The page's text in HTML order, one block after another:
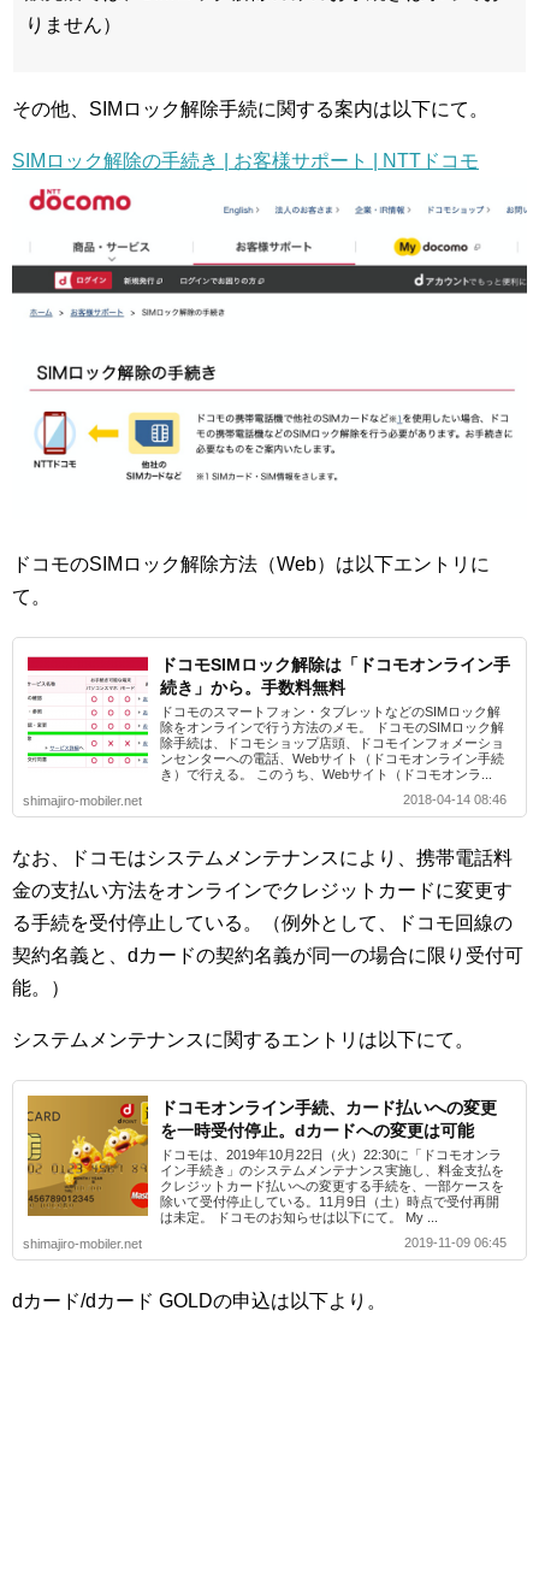
りません）
その他、SIMロック解除手続に関する案内は以下にて。
SIMロック解除の手続き | お客様サポート | NTTドコモ
ドコモのSIMロック解除方法（Web）は以下エントリに
て。
ドコモSIMロック解除は「ドコモオンライン手
続き」から。手数料無料
ドコモのスマートフォン・タブレットなどのSIMロック解
除をオンラインで行う方法のメモ。 ドコモのSIMロック解
除手続は、ドコモショップ店頭、ドコモインフォメーショ
ンセンターへの電話、Webサイト（ドコモオンライン手続
き）で行える。 このうち、Webサイト（ドコモオンラ...
shimajiro-mobiler.net
2018-04-14 08:46
なお、ドコモはシステムメンテナンスにより、携帯電話料
金の支払い方法をオンラインでクレジットカードに変更す
る手続を受付停止している。（例外として、ドコモ回線の
契約名義と、dカードの契約名義が同一の場合に限り受付可
能。）
システムメンテナンスに関するエントリは以下にて。
ドコモオンライン手続、カード払いへの変更
を一時受付停止。dカードへの変更は可能
ドコモは、2019年10月22日（火）22:30に「ドコモオンラ
イン手続き」のシステムメンテナンス実施し、料金支払を
クレジットカード払いへの変更する手続を、一部ケースを
除いて受付停止している。11月9日（土）時点で受付再開
は未定。 ドコモのお知らせは以下にて。 My ...
shimajiro-mobiler.net
2019-11-09 06:45
dカード/dカード GOLDの申込は以下より。